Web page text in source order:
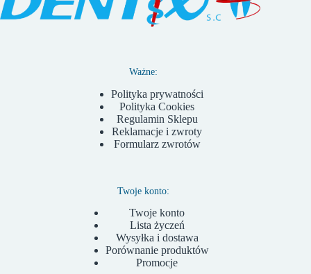
Ważne:
Polityka prywatności
Polityka Cookies
Regulamin Sklepu
Reklamacje i zwroty
Formularz zwrotów
Twoje konto:
Twoje konto
Lista życzeń
Wysyłka i dostawa
Porównanie produktów
Promocje